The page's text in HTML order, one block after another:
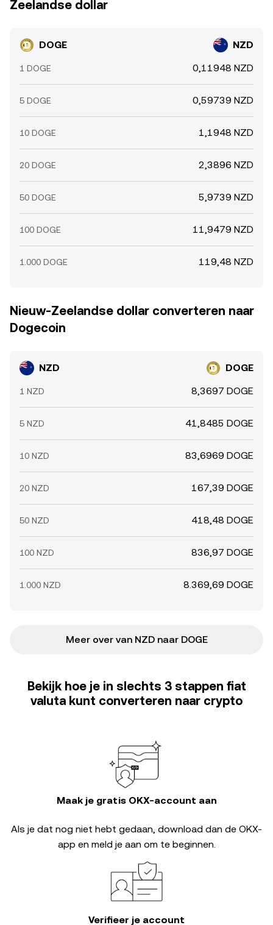
Zeelandse dollar
DOGE NZD
1 DOGE 0,11948 NZD
5 DOGE 0,59739 NZD
10 DOGE 1,1948 NZD
20 DOGE 2,3896 NZD
50 DOGE 5,9739 NZD
100 DOGE 11,9479 NZD
1.000 DOGE 119,48 NZD
Nieuw-Zeelandse dollar converteren naar
Dogecoin
NZD DOGE
1 NZD 8,3697 DOGE
5 NZD 41,8485 DOGE
10 NZD 83,6969 DOGE
20 NZD 167,39 DOGE
50 NZD 418,48 DOGE
100 NZD 836,97 DOGE
1.000 NZD 8.369,69 DOGE
Meer over van NZD naar DOGE
Bekijk hoe je in slechts 3 stappen fiat
valuta kunt converteren naar crypto
Maak je gratis OKX-account aan
Als je dat nog niet hebt gedaan, download dan de OKX-
app en meld je aan om te beginnen.
Verifieer je account